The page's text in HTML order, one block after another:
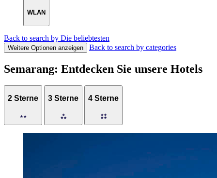
WLAN
Back to search by Die beliebtesten
Weitere Optionen anzeigen Back to search by categories
Semarang: Entdecken Sie unsere Hotels
2 Sterne 3 Sterne 4 Sterne